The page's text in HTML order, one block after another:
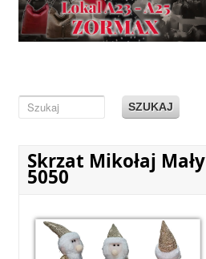
SZUKAJ
Skrzat Mikołaj Mały
5050